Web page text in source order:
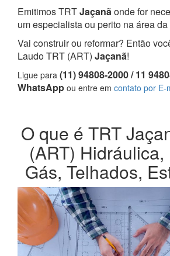
Emitimos TRTJaçanãonde for
um especialista ou perito na área
Vai construir ou reformar? Então
Laudo TRT (ART) Jaçanã!
Ligue para (11) 94808-2000 / 11
WhatsApp ou entre em contato por E-
O que é TRT
(ART) Hidráulica,
Gás, Telhados,